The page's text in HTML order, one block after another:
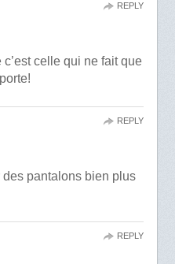
celle qui ne fait que
REPLY
pantalons bien plus
REPLY
REPLY